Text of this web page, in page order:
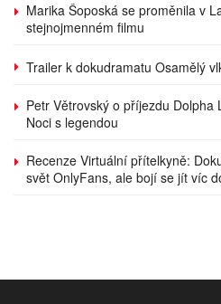
Marika Šoposká se proměnila v
stejnojmenném filmu
Trailer k dokudramatu Osamělý
Petr Větrovský o příjezdu
Noci s legendou
Recenze Virtuální přítelkyně:
svět OnlyFans, ale bojí se jít víc